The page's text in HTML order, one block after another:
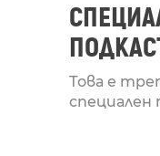
CCC
Това е
специален